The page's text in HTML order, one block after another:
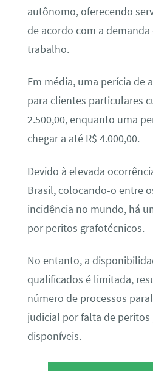
autônomo, oferecendo
de acordo com a demanda
trabalho.
Em média, uma perícia de
para clientes particulares
2.500,00, enquanto uma
chegar a até R$ 4.000,00.
Devido à elevada
Brasil, colocando-o entre
incidência no mundo, há
por peritos grafotécnicos.
No entanto, a
qualificados é limitada,
número de processos
judicial por falta de peritos
disponíveis.